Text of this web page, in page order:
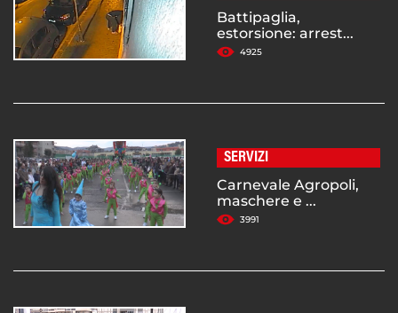
Battipaglia,
estorsione: arrest...
4925
SERVIZI
Carnevale Agropoli,
maschere e ...
3991